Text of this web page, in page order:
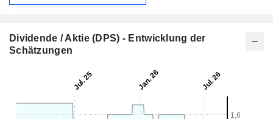
Dividende / Aktie (DPS) - Entwicklung der
Schätzungen